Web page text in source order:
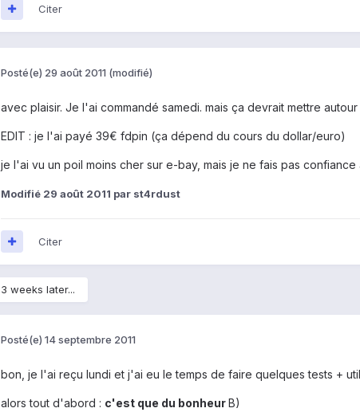
Citer
Posté(e) 29 août 2011 (modifié)
avec plaisir. Je l'ai commandé samedi. mais ça devrait mettre
EDIT : je l'ai payé 39€ fdpin (ça dépend du cours du dollar/euro)
je l'ai vu un poil moins cher sur e-bay, mais je ne fais pas
Modifié 29 août 2011 par st4rdust
Citer
3 weeks later...
Posté(e) 14 septembre 2011
bon, je l'ai reçu lundi et j'ai eu le temps de faire quelques tests +
alors tout d'abord : c'est que du bonheurB)